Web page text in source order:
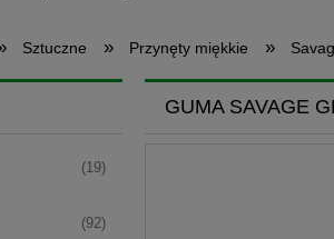
Sztuczne » Przynęty miękkie »
(19)
(92)
GUMA SAVAGE